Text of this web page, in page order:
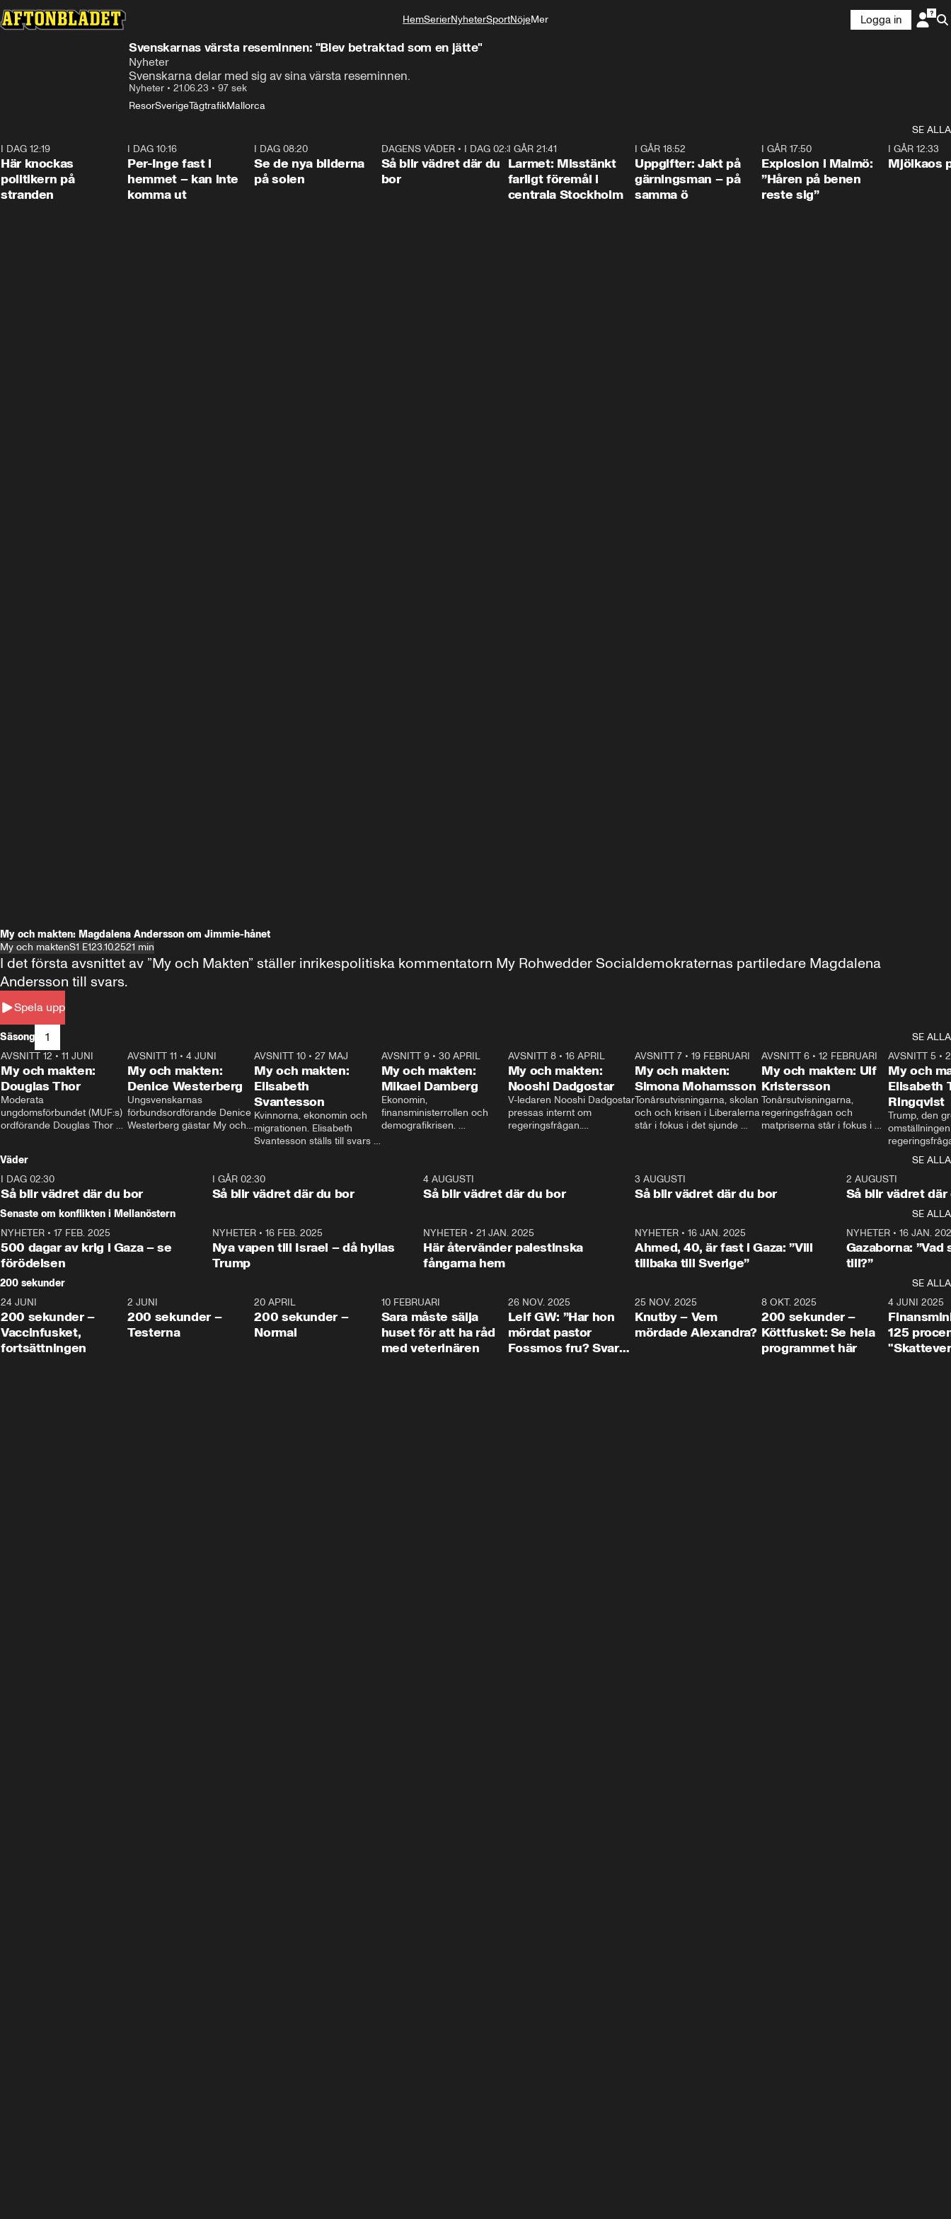
Det var en resa till Skåne en dag.
HemSerierNyheterSportNöjeMer
Logga in
Svenskarnas värsta reseminnen: "Blev betraktad som en jätte"
Nyheter
Svenskarna delar med sig av sina värsta reseminnen.
Nyheter • 21.06.23 • 97 sek
ResorSverigeTågtrafikMallorca
SE ALLA
I DAG 12:19
Här knockas
politikern på
stranden
I DAG 10:16
Per-Inge fast i
hemmet – kan inte
komma ut
I DAG 08:20
Se de nya bilderna
på solen
1:06
DAGENS VÄDER• I DAG 02:30
Så blir vädret där du
bor
I GÅR 21:41
Larmet: Misstänkt
farligt föremål i
centrala Stockholm
I GÅR 18:52
Uppgifter: Jakt på
gärningsman – på
samma ö
I GÅR 17:50
Explosion i Malmö:
”Håren på benen
reste sig”
I GÅR 12:33
Mjölkaos
My och makten: Magdalena Andersson om Jimmie-hånet
My och maktenS1 E123.10.2521 min
Spela upp
I det första avsnittet av ”My och Makten” ställer inrikespolitiska kommentatorn My Rohwedder Socialdemokraternas partiledare Magdalena
Andersson till svars.
Säsong 1
SE ALLA
26:27
AVSNITT 12 • 11 JUNI
My och makten:
Douglas Thor
Moderata
ungdomsförbundet (MUF:s)
ordförande Douglas Thor
tonårsutvisningarna och hur
Moderaterna ska locka
väljare till valet i höst.
23:40
AVSNITT 11 •4 JUNI
My och makten:
Denice Westerberg
Ungsvenskarnas
förbundsordförande Denice
Westerberg gästar My och
AVSNITT 10 •27 MAJ
My och makten:
Elisabeth
Svantesson
Kvinnorna, ekonomin och
migrationen. Elisabeth
Svantesson ställs till svars
AVSNITT 9• 30 APRIL
My och makten:
Mikael Damberg
Ekonomin,
finansministerrollen och
demografikrisen.
och Makten.
AVSNITT 8• 16 APRIL
My och makten:
Nooshi Dadgostar
V-ledaren Nooshi Dadgostar
pressas internt om
regeringsfrågan.
– Vi ställer upp i val. Ska vi
vara med så sitter vi förstås
24:30
AVSNITT 7• 19 FEBRUARI
My och makten:
Simona Mohamsson
Tonårsutvisningarna, skolan
och och krisen i Liberalerna
står i fokus i det sjunde
kommentator My
Rohwedder ställer
utbildnings- och
Mohamsson till svars.
27:30
AVSNITT 6 •12 FEBRUARI
My och makten: Ulf
Kristersson
Tonårsutvisningarna,
regeringsfrågan och
matpriserna står i fokus i
Rohwedder ställer
statsminister Ulf Kristersson
AVSNITT 5 •
My och
Elisabeth
Ringqvist
Trump, den
centrum i
avsnittet av
Makten”. Se
Aftonbladets
Rohwedder
Thand Ring
Väder
SE ALLA
I DAG 02:30
Så blir vädret där du bor
1:06
I GÅR 02:30
Så blir vädret där du bor
4 AUGUSTI
Så blir vädret där du bor
3 AUGUSTI
Så blir vädret där du bor
2 AUGUSTI
Så blir vädret där
Senaste om konflikten i Mellanöstern
SE ALLA
NYHETER • 17 FEB. 2025
500 dagar av krig i Gaza – se
förödelsen
NYHETER• 16 FEB. 2025
Nya vapen till Israel – då hyllas
Trump
NYHETER •21 JAN. 2025
Här återvänder palestinska
fångarna hem
NYHETER• 16 JAN. 2025
Ahmed, 40, är fast i Gaza: ”Vill
tillbaka till Sverige”
NYHETER• 16 JAN.
Gazaborna:
till?”
200 sekunder
SE ALLA
5:00
24 JUNI
200 sekunder –
Vaccinfusket,
fortsättningen
4:23
2 JUNI
200 sekunder –
Testerna
20 APRIL
200 sekunder –
Normal
10 FEBRUARI
Sara måste sälja
huset för att ha råd
med veterinären
26 NOV. 2025
Leif GW: ”Har hon
mördat pastor
Fossmos fru? Svar
31:05
25 NOV. 2025
Knutby – Vem
mördade Alexandra?
4:29
8 OKT. 2025
200 sekunder –
Köttfusket: Se hela
programmet här
4 JUNI 2025
125